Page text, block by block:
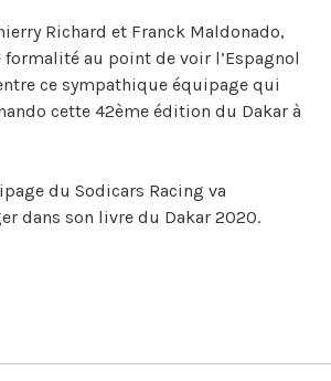
Richard et Franck Maldonado,
au point de voir l’Espagnol
ce sympathique équipage qui
cette 42ème édition du Dakar à
du Sodicars Racing va
dans son livre du Dakar 2020.